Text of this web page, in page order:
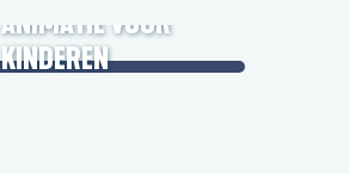
ANIMATIE VOOR
KINDEREN